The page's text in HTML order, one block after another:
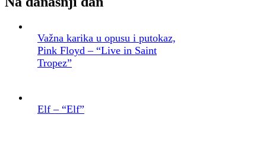
Važna karika u opusu i putokaz,
Pink Floyd – “Live in Saint
Tropez”
Elf – “Elf”